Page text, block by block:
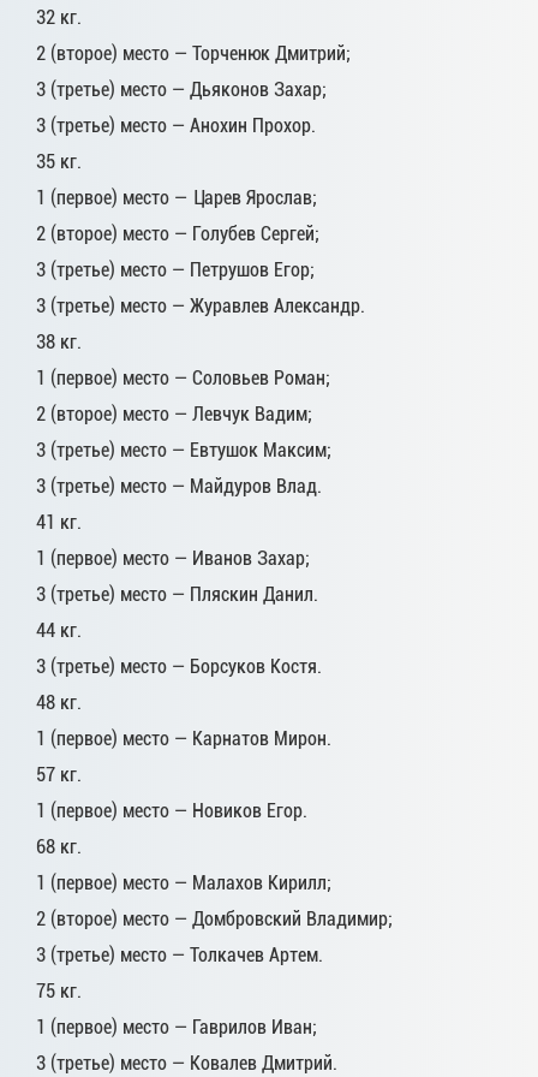
32 кг.
2 (второе) место — Торченюк Дмитрий;
3 (третье) место — Дьяконов Захар;
3 (третье) место — Анохин Прохор.
35 кг.
1 (первое) место — Царев Ярослав;
2 (второе) место — Голубев Сергей;
3 (третье) место — Петрушов Егор;
3 (третье) место — Журавлев Александр.
38 кг.
1 (первое) место — Соловьев Роман;
2 (второе) место — Левчук Вадим;
3 (третье) место — Евтушок Максим;
3 (третье) место — Майдуров Влад.
41 кг.
1 (первое) место — Иванов Захар;
3 (третье) место — Пляскин Данил.
44 кг.
3 (третье) место — Борсуков Костя.
48 кг.
1 (первое) место — Карнатов Мирон.
57 кг.
1 (первое) место — Новиков Егор.
68 кг.
1 (первое) место — Малахов Кирилл;
2 (второе) место — Домбровский Владимир;
3 (третье) место — Толкачев Артем.
75 кг.
1 (первое) место — Гаврилов Иван;
3 (третье) место — Ковалев Дмитрий.